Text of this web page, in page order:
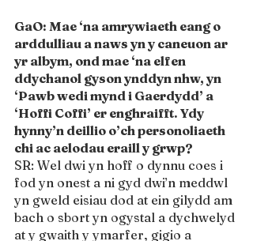
GaO: Mae ‘na amrywiaeth eang o
arddulliau a naws yn y caneuon ar
yr albym, ond mae ‘na elfen
ddychanol gyson ynddyn nhw, yn
‘Pawb wedi mynd i Gaerdydd’ a
‘Hoffi Coffi’ er enghraifft. Ydy
hynny’n deillio o’ch personoliaeth
chi ac aelodau eraill y grwp?
SR: Wel dwi yn hoff o dynnu coes i
fod yn onest a ni gyd dwi’n meddwl
yn gweld eisiau dod at ein gilydd am
bach o sbort yn ogystal a dychwelyd
at y gwaith y ymarfer, gigio a